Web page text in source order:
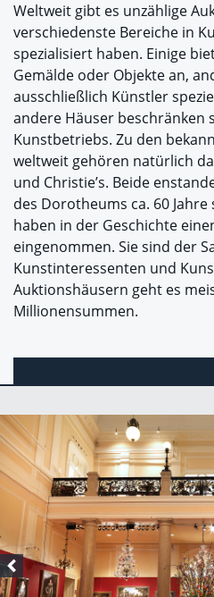
Weltweit gibt es unzählige
verschiedenste Bereiche in
spezialisiert haben. Einige
Gemälde oder Objekte an,
ausschließlich Künstler
andere Häuser beschränken
Kunstbetriebs. Zu den
weltweit gehören natürlich
und Christie’s. Beide
des Dorotheums ca. 60
haben in der Geschichte
eingenommen. Sie sind der
Kunstinteressenten und
Auktionshäusern geht es
Millionensummen.